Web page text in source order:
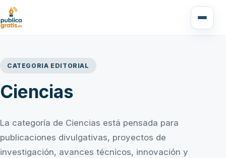
CATEGORIA EDITORIAL
Ciencias
La categoría de Ciencias está pensada para
publicaciones divulgativas, proyectos de
investigación, avances técnicos, innovación y